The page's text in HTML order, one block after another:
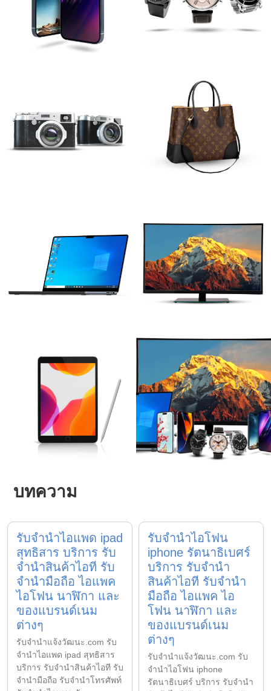
บทความ
รับจำนำไอแพด ipad
สุทธิสาร บริการ รับ
จำนำสินค้าไอที รับ
จำนำมือถือ ไอแพค
ไอโฟน นาฬิกา และ
ของแบรนด์เนม
ต่างๆ
รับจํานําแจ้งวัฒนะ.com รับ
จำนำไอแพด ipad สุทธิสาร
บริการ รับจำนำสินค้าไอที รับ
จำนำมือถือ รับจำนำโทรศัพท์
รับจำนำไอโฟน
iphone รัตนาธิเบศร์
บริการ รับจำนำ
สินค้าไอที รับจำนำ
มือถือ ไอแพค ไอ
โฟน นาฬิกา และ
ของแบรนด์เนม
ต่างๆ
รับจํานําแจ้งวัฒนะ.com รับ
จำนำไอโฟน iphone
รัตนาธิเบศร์ บริการ รับจำนำ